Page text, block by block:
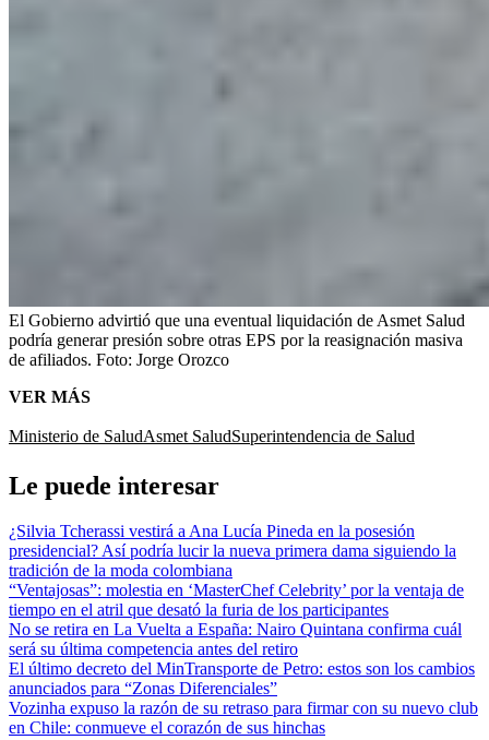
El Gobierno advirtió que una eventual liquidación de Asmet Salud
podría generar presión sobre otras EPS por la reasignación masiva
de afiliados. Foto: Jorge Orozco
VER MÁS
Ministerio de SaludAsmet SaludSuperintendencia de Salud
Le puede interesar
¿Silvia Tcherassi vestirá a Ana Lucía Pineda en la posesión
presidencial? Así podría lucir la nueva primera dama siguiendo la
tradición de la moda colombiana
“Ventajosas”: molestia en ‘MasterChef Celebrity’ por la ventaja de
tiempo en el atril que desató la furia de los participantes
No se retira en La Vuelta a España: Nairo Quintana confirma cuál
será su última competencia antes del retiro
El último decreto del MinTransporte de Petro: estos son los cambios
anunciados para “Zonas Diferenciales”
Vozinha expuso la razón de su retraso para firmar con su nuevo club
en Chile: conmueve el corazón de sus hinchas